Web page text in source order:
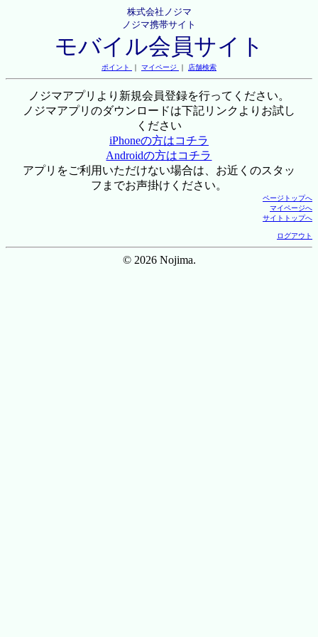
株式会社ノジマ
ノジマ携帯サイト
モバイル会員サイト
ポイント ｜ マイページ ｜ 店舗検索
ノジマアプリより新規会員登録を行ってください。
ノジマアプリのダウンロードは下記リンクよりお試し
ください
iPhoneの方はコチラ
Androidの方はコチラ
アプリをご利用いただけない場合は、お近くのスタッ
フまでお声掛けください。
ページトップへ
マイページへ
サイトトップへ
ログアウト
© 2026 Nojima.